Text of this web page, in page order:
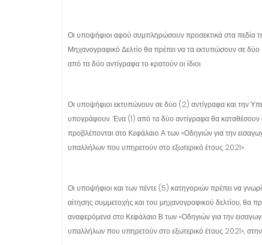
Οι υποψήφιοι αφού συμπληρώσουν προσεκτικά στα πεδία
Μηχανογραφικό Δελτίο θα πρέπει να τα εκτυπώσουν σε
από τα δύο αντίγραφα το κρατούν οι ίδιοι.
Οι υποψήφιοι εκτυπώνουν σε δύο (2) αντίγραφα και την
υπογράφουν. Ένα (1) από τα δύο αντίγραφα θα καταθέσουν
προβλέπονται στο Κεφάλαιο Α των «Οδηγιών για την
υπαλλήλων που υπηρετούν στο εξωτερικό έτους 2021».
Οι υποψήφιοι και των πέντε (5) κατηγοριών πρέπει να
αίτησης συμμετοχής και του μηχανογραφικού δελτίου, θα
αναφερόμενα στο Κεφάλαιο Β των «Οδηγιών για την
υπαλλήλων που υπηρετούν στο εξωτερικό έτους 2021»,